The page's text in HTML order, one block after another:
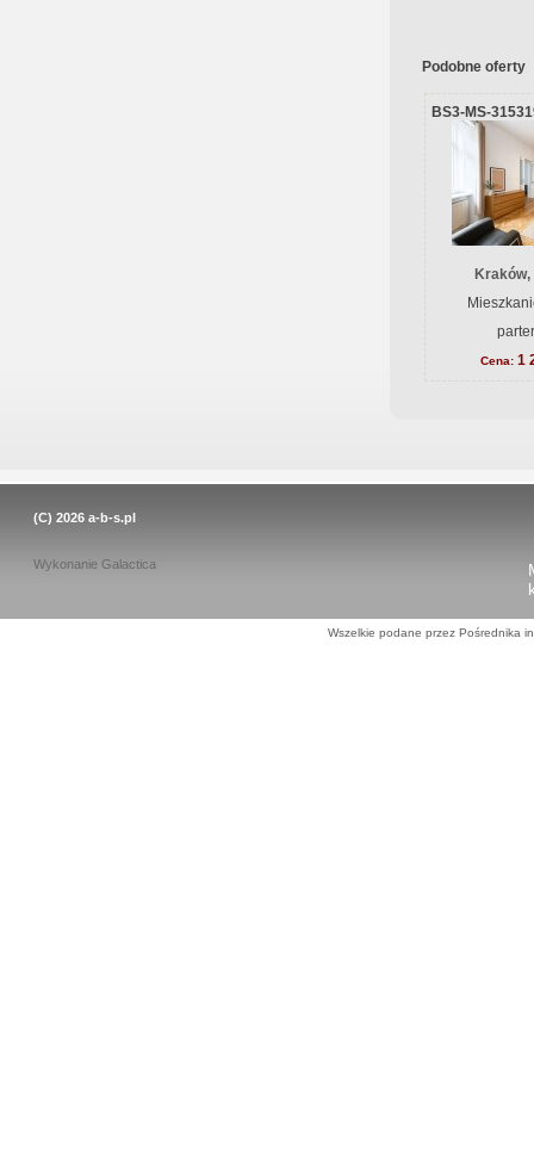
Podobne oferty
BS3-MS-
Cena: 1
(C) 2026 a-b-s.pl
Wykonanie Galactica
Wszelkie podane przez Pośrednika